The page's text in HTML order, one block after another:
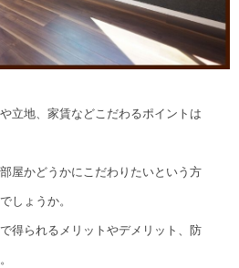
立地、家賃などこだわるポイントは
屋かどうかにこだわりたいという方
しょうか。
得られるメリットやデメリット、防